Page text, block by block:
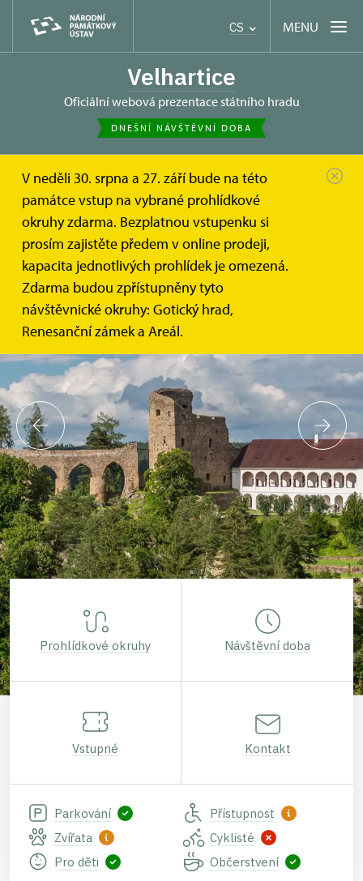
CS MENU
Velhartice
oficiální webová prezentace státního hradu
DNEŠNÍ NÁVŠTĚVNÍ DOBA
V neděli 30. srpna a 27. září bude na této
památce vstup na vybrané prohlídkové
okruhy zdarma. Bezplatnou vstupenku si
prosím zajistěte předem v online prodeji,
kapacita jednotlivých prohlídek je omezená.
Zdarma budou zpřístupněny tyto
návštěvnické okruhy: Gotický hrad,
Renesanční zámek a Areál.
Prohlídkové okruhy Návštěvní doba
Vstupné Kontakt
Parkování
Přístupnost
Zvířata
Cyklisté
Pro děti
Občerstvení